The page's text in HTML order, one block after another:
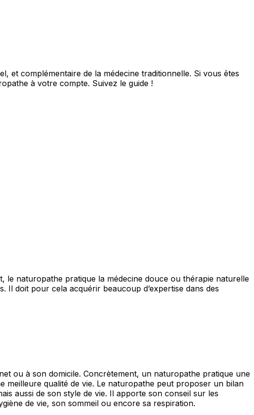
et complémentaire de la médecine traditionnelle. Si vous êtes
à votre compte. Suivez le guide !
le naturopathe pratique la médecine douce ou thérapie naturelle
Il doit pour cela acquérir beaucoup d’expertise dans des
ou à son domicile. Concrètement, un naturopathe pratique une
meilleure qualité de vie. Le naturopathe peut proposer un bilan
aussi de son style de vie. Il apporte son conseil sur les
de vie, son sommeil ou encore sa respiration.